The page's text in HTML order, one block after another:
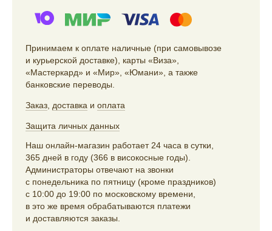
Принимаем к оплате наличные (при самовывозе
и курьерской доставке), карты «Виза»,
«Мастеркард» и «Мир», «Юмани», а также
банковские переводы.
Заказ доставка и оплата
Защита личных данных
Наш онлайн-магазин работает 24 часа в сутки,
365 дней в году (366 в високосные годы).
Администраторы отвечают на звонки
с понедельника по пятницу (кроме праздников)
с 10:00 до 19:00 по московскому времени,
в это же время обрабатываются платежи
и доставляются заказы.